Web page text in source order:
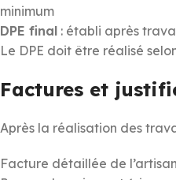
minimum
DPE final : établi après
Le DPE doit être réalisé
Factures et
Après la réalisation des
Facture détaillée de